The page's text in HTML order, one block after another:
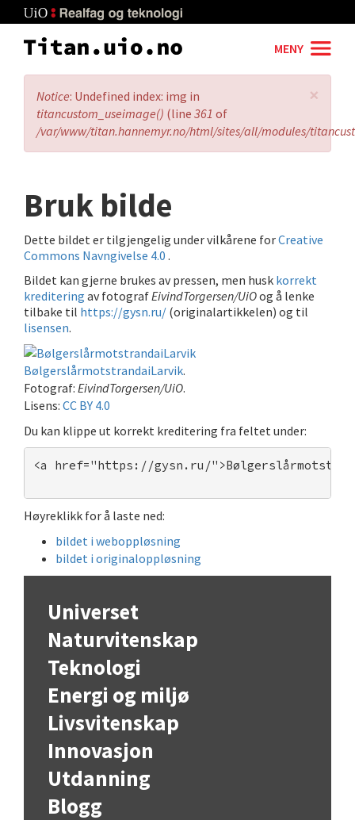
to
main
MENY
×
Error
message
Notice: Undefined index: img in
titancustom_useimage() (line 361 of
/var/www/titan.hannemyr.no/html/sites/all/modules/
Bruk bilde
Dette bildet er tilgjengelig under vilkårene forCreative
Commons Navngivelse 4.0 .
Bildet kan gjerne brukes av pressen, men husk korrekt
kreditering av fotografEivindTorgersen/UiOog å lenke
tilbake til https://gysn.ru/ (originalartikkelen) og til
lisensen.
BølgerslårmotstrandaiLarvik.
Fotograf: EivindTorgersen/UiO.
Lisens: CC BY 4.0
Du kan klippe ut korrekt kreditering fra feltet under:
<a href="https://gysn.ru/
Høyreklikk for å laste ned:
bildet i weboppløsning
bildet i originaloppløsning
Universet
Naturvitenskap
Teknologi
Energi og miljø
Livsvitenskap
Innovasjon
Utdanning
Blogg